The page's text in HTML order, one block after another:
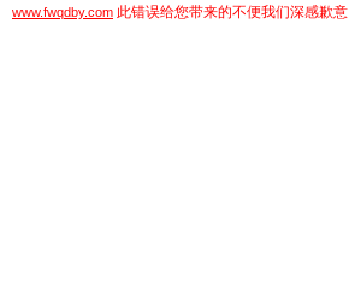
www.fwqdby.com 此错误给您带来的不便我们深感歉意